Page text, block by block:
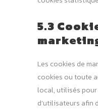
5.3
Les cookies de
cookies ou toute
local, utilisés
d’utilisateurs afin